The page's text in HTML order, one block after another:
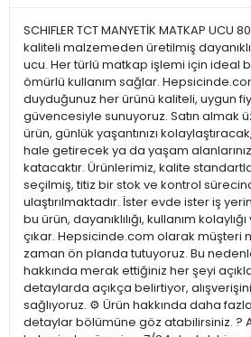
SCHIFLER TCT MANYETİK MATKAP UCU
kaliteli malzemeden üretilmiş
ucu. Her türlü matkap işlemi için ideal
ömürlü kullanım sağlar.
duyduğunuz her ürünü kaliteli, uygun
güvencesiyle sunuyoruz. Satın almak
ürün, günlük yaşantınızı
hale getirecek ya da yaşam
katacaktır. Ürünlerimiz, kalite
seçilmiş, titiz bir stok ve kontrol
ulaştırılmaktadır. İster evde ister iş
bu ürün, dayanıklılığı, kullanım
çıkar. Hepsicinde.com olarak müşteri
zaman ön planda tutuyoruz. Bu
hakkında merak ettiğiniz her şeyi
detaylarda açıkça belirtiyor,
sağlıyoruz. ⚙️ Ürün hakkında daha
detaylar bölümüne göz atabilirsiniz. ?